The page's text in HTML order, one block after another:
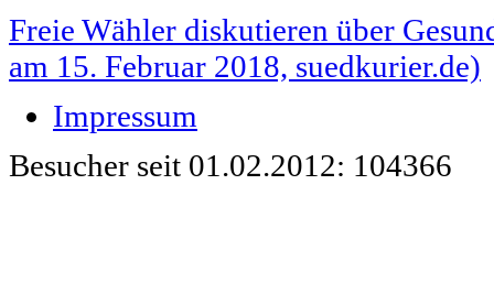
Freie Wähler diskutieren über
am 15. Februar 2018, suedkurier.de)
Impressum
Besucher seit 01.02.2012: 104366